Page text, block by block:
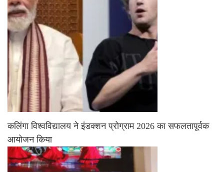
कलिंगा विश्वविद्यालय ने इंडक्शन प्रोग्राम 2026 का सफलतापूर्वक
आयोजन किया